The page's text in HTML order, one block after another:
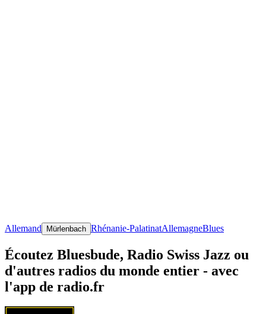
Allemand Mürlenbach Rhénanie-PalatinatAllemagneBlues
Écoutez Bluesbude, Radio Swiss Jazz ou
d'autres radios du monde entier - avec
l'app de radio.fr